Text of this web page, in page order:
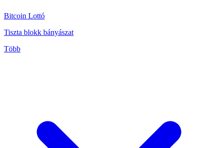
Bitcoin Lottó
Tiszta blokk bányászat
Több